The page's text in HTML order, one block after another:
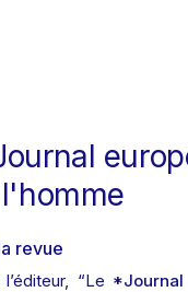
revue
“Le